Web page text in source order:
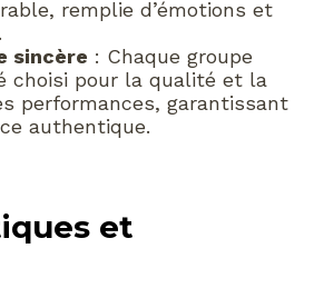
remplie d’émotions et
sincère : Chaque groupe
choisi pour la qualité et la
performances, garantissant
authentique.
et